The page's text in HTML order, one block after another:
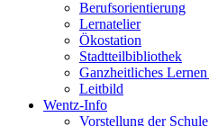
Berufsorientierung
Lernatelier
Ökostation
Stadtteilbibliothek
Ganzheitliches
Leitbild
Wentz-Info
Vorstellung der Schule